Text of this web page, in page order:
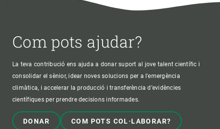
Com pots ajudar?
La teva contribució ens ajuda a donar suport al jove talent científic i
consolidar el sènior, idear noves solucions per a l'emergència
climàtica, i accelerar la producció i transferència d’evidències
científiques per prendre decisions informades.
DONAR COM POTS COL·LABORAR?